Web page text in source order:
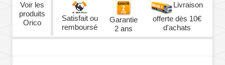
Voir les
produits
Orico
Satisfait ou
remboursé
Garantie
2 ans
Livraison
offerte dès 10€
d'achats